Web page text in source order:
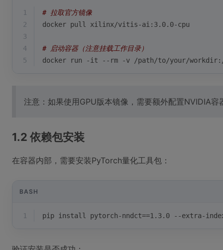
1
# 拉取官方镜像
2
docker pull xilinx/vitis-ai:3.0.0-cpu
3
4
# 启动容器（注意挂载工作目录）
5
docker run -it --rm -v /path/to/your/
注意：如果使用GPU版本镜像，需要额外配置NVIDIA容
1.2 依赖包安装
在容器内部，需要安装PyTorch量化工具包：
BASH
1 pip install pytorch-nndct==1.3.0 --extra-